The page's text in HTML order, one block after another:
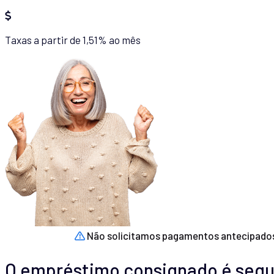
Taxas a partir de 1,51% ao mês
Não solicitamos pagamentos